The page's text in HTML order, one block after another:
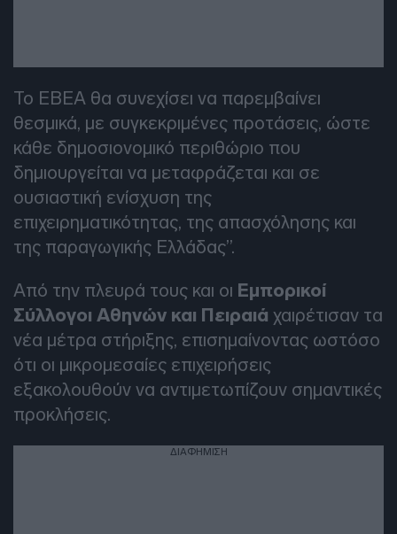
Το ΕΒΕΑ θα συνεχίσει να παρεμβαίνει
θεσμικά, με συγκεκριμένες προτάσεις, ώστε
κάθε δημοσιονομικό περιθώριο που
δημιουργείται να μεταφράζεται και σε
ουσιαστική ενίσχυση της
επιχειρηματικότητας, της απασχόλησης και
της παραγωγικής Ελλάδας”.
Από την πλευρά τους και οι Εμπορικοί
Σύλλογοι Αθηνών και Πειραιά χαιρέτισαν τα
νέα μέτρα στήριξης, επισημαίνοντας ωστόσο
ότι οι μικρομεσαίες επιχειρήσεις
εξακολουθούν να αντιμετωπίζουν σημαντικές
προκλήσεις.
ΔΙΑΦΗΜΙΣΗ